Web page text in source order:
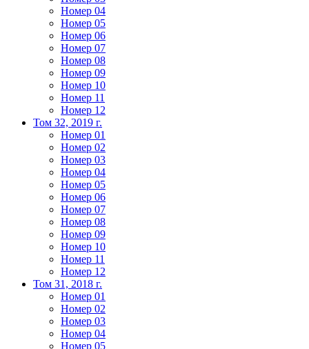
Номер 04
Номер 05
Номер 06
Номер 07
Номер 08
Номер 09
Номер 10
Номер 11
Номер 12
Том 32, 2019 г.
Номер 01
Номер 02
Номер 03
Номер 04
Номер 05
Номер 06
Номер 07
Номер 08
Номер 09
Номер 10
Номер 11
Номер 12
Том 31, 2018 г.
Номер 01
Номер 02
Номер 03
Номер 04
Номер 05